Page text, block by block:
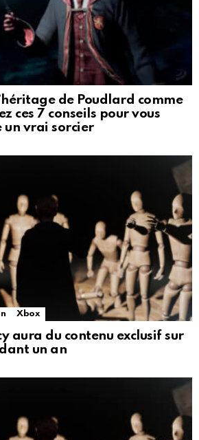
de Poudlard comme
ces 7 conseils pour vous
un vrai sorcier
Xbox
aura du contenu exclusif sur
un an